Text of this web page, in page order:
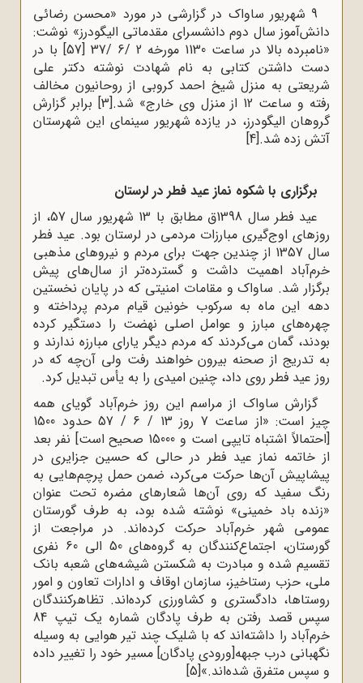
9 شهریور ساواک در گزارشی در مورد «محسن رضائی
دانش‌آموز سال دوم دانشسرای مقدماتی الیگودرز» نوشت:
«نامبرده بالا در ساعت 1130 مورخه 2 /6 /37 [57] با در
دست داشتن کتابی به نام شهادت نوشته دکتر علی
شریعتی به منزل شیخ احمد کروبی از روحانیون مخالف
رفته و ساعت 12 از منزل وی خارج» شد.
[3]
برابر گزارش
گروهان الیگودرز، در یازده شهریور سینمای این شهرستان
آتش زده شد.[4]
برگزاری با شکوه نماز عید فطر در لرستان
عید فطر سال 1398ق مطابق با 13 شهریور سال 57، از
روزهای اوج‌گیری مبارزات مردمی در لرستان بود. عید فطر
سال 1357 از چندین جهت برای مردم و نیروهای مذهبی
خرم‌آباد اهمیت داشت و گسترده‌تر از سال‌های پیش
برگزار شد. ساواک و مقامات امنیتی که در پایان نخستین
دهه این ماه به سرکوب خونین قیام مردم پرداخته و
چهره‌های مبارز و عوامل اصلی نهضت را دستگیر کرده
بودند، گمان می‌کردند که مردم دیگر یارای مبارزه ندارند و
به تدریج از صحنه بیرون خواهند رفت ولی آن‌چه که در
روز عید فطر روی داد، چنین امیدی را به یأس تبدیل کرد.
گزارش ساواک از مراسم این روز خرم‌آباد گویای همه
چیز است: «از ساعت 7 روز 13 / 6 / 57 حدود 1500
[احتمالاً اشتباه تایپی است و 15000 صحیح است] نفر بعد
از خاتمه نماز عید فطر در حالی که حسین جزایری در
پیشاپیش آن‌ها حرکت می‌کرد، ضمن حمل پرچم‌هایی به
رنگ سفید که روی آن‌ها شعارهای مضره تحت عنوان
«زنده باد خمینی» نوشته شده بود، به طرف گورستان
عمومی شهر خرم‌آباد حرکت کرده‌اند. در مراجعت از
گورستان، اجتماع‌کنندگان به گروه‌های 50 الی 60 نفری
تقسیم شده و مبادرت به شکستن شیشه‌های شعبه بانک
ملی، حزب رستاخیز، سازمان اوقاف و ادارات تعاون و امور
روستاها، دادگستری و کشاورزی کرده‌اند. تظاهرکنندگان
سپس قصد رفتن به طرف پادگان شماره یک تیپ 84
خرم‌آباد را داشته‌اند که با شلیک چند تیر هوایی به وسیله
نگهبانی درب جبهه[ورودی پادگان] مسیر خود را تغییر داده
و سپس متفرق شده‌اند.»[5]